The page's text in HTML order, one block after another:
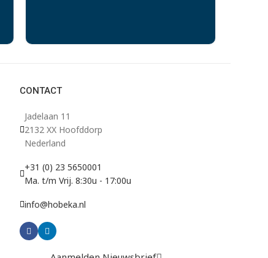
CONTACT
Jadelaan 11
2132 XX Hoofddorp
Nederland
+31 (0) 23 5650001
Ma. t/m Vrij. 8:30u - 17:00u
info@hobeka.nl